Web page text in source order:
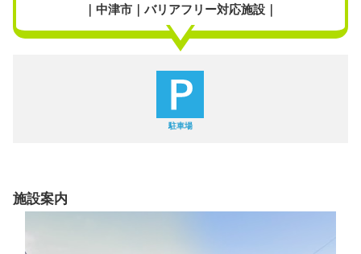
｜中津市｜バリアフリー対応施設｜
駐車場
施設案内